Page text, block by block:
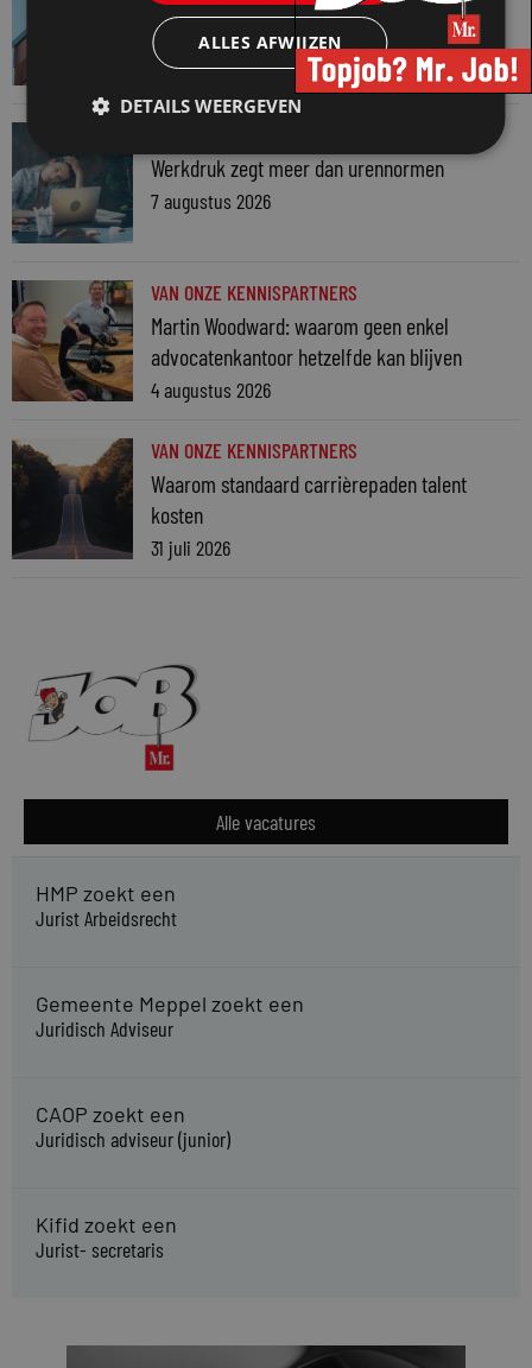
Van praktijk naar bewijs: hoe onderbouw je
keuzes tijdens een Wwft-audit?
7 augustus 2026
Werkdruk zegt meer dan urennormen
7 augustus 2026
VAN ONZE KENNISPARTNERS
Martin Woodward: waarom geen enkel
advocatenkantoor hetzelfde kan blijven
4 augustus 2026
VAN ONZE KENNISPARTNERS
Waarom standaard carrièrepaden talent
kosten
31 juli 2026
Alle vacatures
HMP zoekt een
Jurist Arbeidsrecht
Gemeente Meppel zoekt een
Juridisch Adviseur
CAOP zoekt een
Juridisch adviseur (junior)
Kifid zoekt een
Jurist- secretaris
ALLES AFWIJZEN
DETAILS WEERGEVEN